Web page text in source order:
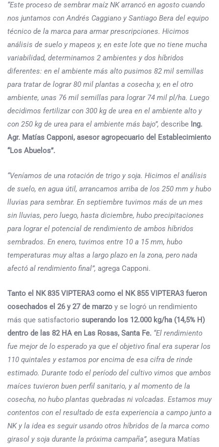
“Este proceso de sembrar maíz NK arrancó en agosto cuando
nos juntamos con Andrés Caggiano y Santiago Bera del equipo
técnico de la marca para armar prescripciones. Hicimos
análisis de suelo y mapeos y, en este lote que no tiene mucha
variabilidad, determinamos 2 ambientes y dos híbridos
diferentes: en el ambiente más alto pusimos 82 mil semillas
para tratar de lograr 80 mil plantas a cosecha y, en el otro
ambiente, unas 76 mil semillas para lograr 74 mil pl/ha. Luego
decidimos fertilizar con 300 kg de urea en el ambiente alto y
con 250 kg de urea para el ambiente más bajo”, describe Ing.
Agr. Matías Capponi, asesor agropecuario del Establecimiento
“Los Abuelos”.
“Veníamos de una rotación de trigo y soja. Hicimos el análisis
de suelo, en agua útil, arrancamos arriba de los 250 mm y hubo
lluvias para sembrar. En septiembre tuvimos más de un mes
sin lluvias, pero luego, hasta diciembre, hubo precipitaciones
para lograr el potencial de rendimiento de ambos híbridos
sembrados. En enero, tuvimos entre 10 a 15 mm, hubo
temperaturas muy altas a largo plazo en la zona, pero nada
afectó al rendimiento final”, agrega Capponi.
Tanto el NK 835 VIPTERA3 como el NK 855 VIPTERA3 fueron
cosechados el 26 y 27 de marzo y se logró un rendimiento
más que satisfactorio superando los 12.000 kg/ha (14,5% H)
dentro de las 82 HA en Las Rosas, Santa Fe. “El rendimiento
fue mejor de lo esperado ya que el objetivo final era superar los
110 quintales y estamos por encima de esa cifra de rinde
estimado. Durante todo el período del cultivo vimos que ambos
maíces tuvieron buen perfil sanitario, y al momento de la
cosecha, no hubo plantas quebradas ni volcadas. Estamos muy
contentos con el resultado de esta experiencia a campo junto a
NK y la idea es seguir usando otros híbridos de la marca como
girasol y soja durante la próxima campaña”, asegura Matías